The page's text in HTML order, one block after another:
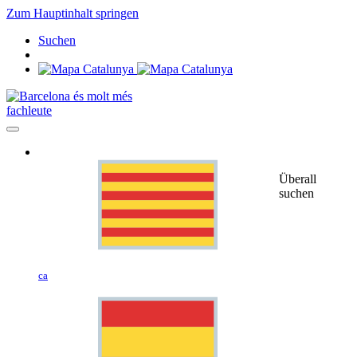
Zum Hauptinhalt springen
Suchen
fachleute
ca
Überall
suchen